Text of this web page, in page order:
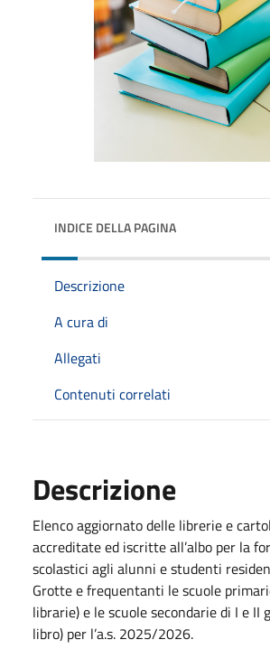
INDICE DELLA PAGINA
Descrizione
A cura di
Allegati
Contenuti correlati
Descrizione
Elenco aggiornato delle librerie e
accreditate ed iscritte all’albo per la
scolastici agli alunni e studenti
Grotte e frequentanti le scuole
librarie) e le scuole secondarie di I e II
libro) per l’a.s. 2025/2026.